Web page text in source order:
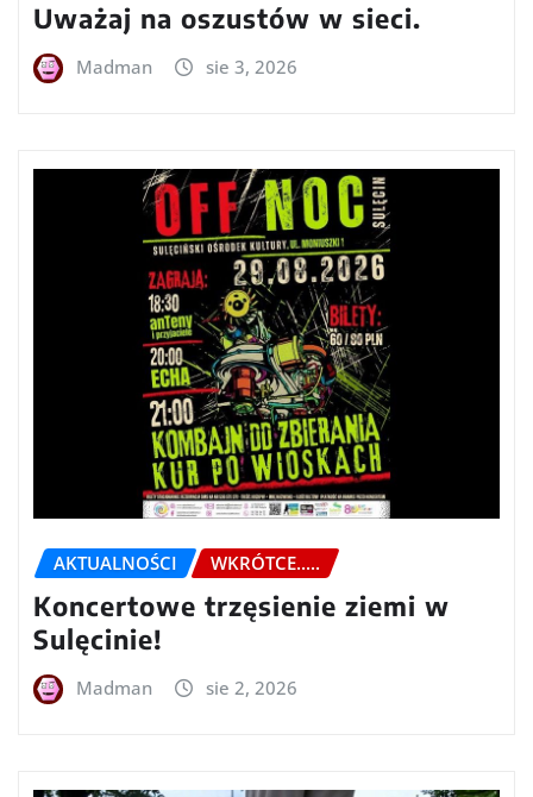
Uważaj na oszustów w sieci.
Madman sie 3, 2026
AKTUALNOŚCI WKRÓTCE.....
Koncertowe trzęsienie ziemi w
Sulęcinie!
Madman sie 2, 2026